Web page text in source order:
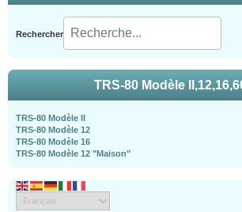
Rechercher
TRS-80 Modèle
TRS-80 Modèle II
TRS-80 Modèle 12
TRS-80 Modèle 16
TRS-80 Modèle 12 "Maison"